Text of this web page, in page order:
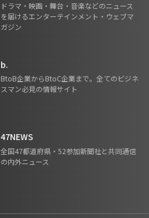
ドラマ・映画・舞台・音楽などのニュース
を届けるエンターテインメント・ウェブマ
ガジン
b.
BtoB企業からBtoC企業まで。全てのビジネ
スマン必見の情報サイト
47NEWS
全国47都道府県・52参加新聞社と共同通信
の内外ニュース